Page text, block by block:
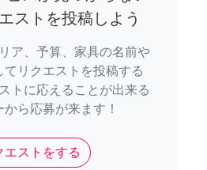
ストを投稿しよう
ア、予算、家具の名前や
てリクエストを投稿する
トに応えることが出来る
ら応募が来ます！
エストをする